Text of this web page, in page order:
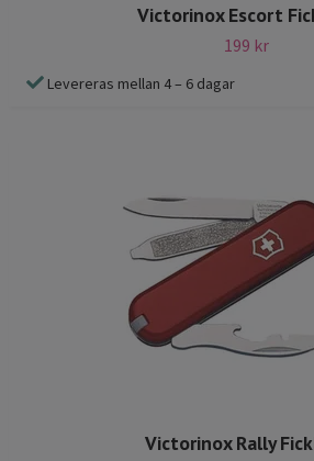
Victorinox Escort
199 kr
Levereras mellan 4 – 6 dagar
Victorinox Rally